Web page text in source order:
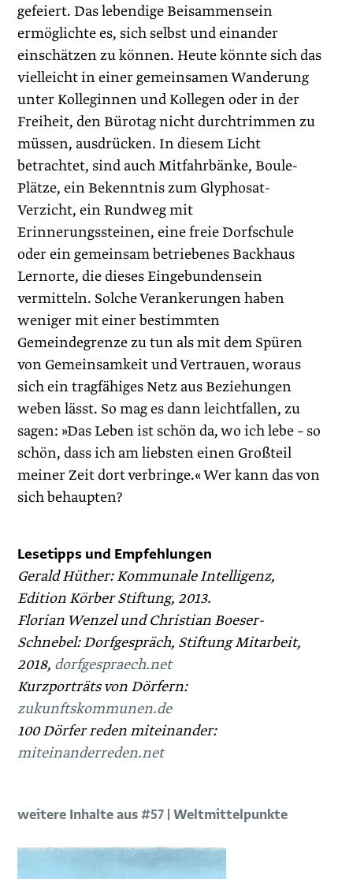
gefeiert. Das lebendige Beisammensein
ermöglichte es, sich selbst und einander
einschätzen zu können. Heute könnte sich das
vielleicht in einer gemeinsamen Wanderung
unter Kolleginnen und Kollegen oder in der
Freiheit, den Bürotag nicht durchtrimmen zu
müssen, ausdrücken. In diesem Licht
betrachtet, sind auch Mitfahrbänke, Boule-
Plätze, ein Bekenntnis zum Glyphosat-
Verzicht, ein Rundweg mit
Erinnerungssteinen, eine freie Dorfschule
oder ein gemeinsam betriebenes Backhaus
Lernorte, die dieses Eingebundensein
vermitteln. Solche Verankerungen haben
weniger mit einer bestimmten
Gemeindegrenze zu tun als mit dem Spüren
von Gemeinsamkeit und Vertrauen, woraus
sich ein tragfähiges Netz aus Beziehungen
weben lässt. So mag es dann leichtfallen, zu
sagen: »Das Leben ist schön da, wo ich lebe – so
schön, dass ich am liebsten einen Großteil
meiner Zeit dort verbringe.« Wer kann das von
sich behaupten?
Lesetipps und Empfehlungen
Gerald Hüther: Kommunale Intelligenz,
Edition Körber Stiftung, 2013.
Florian Wenzel und Christian Boeser-
Schnebel: Dorfgespräch, Stiftung Mitarbeit,
2018, dorfgespraech.net
Kurzporträts von Dörfern:
zukunftskommunen.de
100 Dörfer reden miteinander:
miteinanderreden.net
weitere Inhalte aus #57 | Weltmittelpunkte